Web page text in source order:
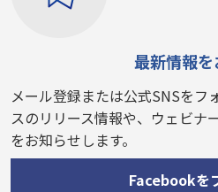
最新情報を
メール登録または公式SNSをフ
スのリリース情報や、ウェビナ
をお知らせします。
Facebookを